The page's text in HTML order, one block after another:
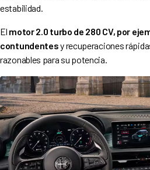
estabilidad.
El motor 2.0 turbo de 280 CV, por
contundentesy recuperaciones
razonables para su potencia.